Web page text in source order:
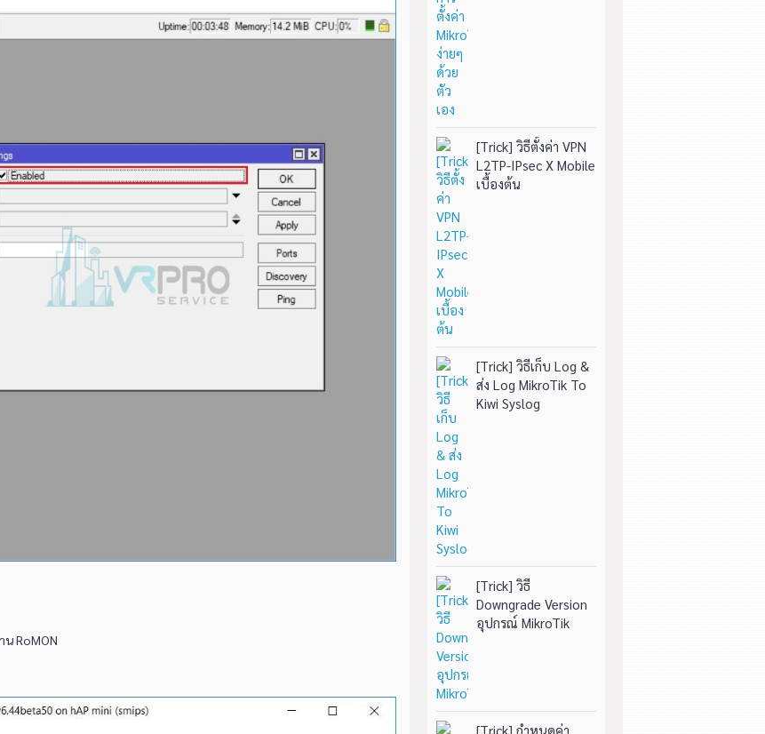
[Trick] วิธีตั้งค่า VPN
L2TP-IPsec X Mobile
เบื้องต้น
[Trick] วิธีเก็บ Log &
ส่ง Log MikroTik To
Kiwi Syslog
[Trick] วิธี
Downgrade Version
อุปกรณ์ MikroTik
[Trick] กำหนดค่า
น RoMON